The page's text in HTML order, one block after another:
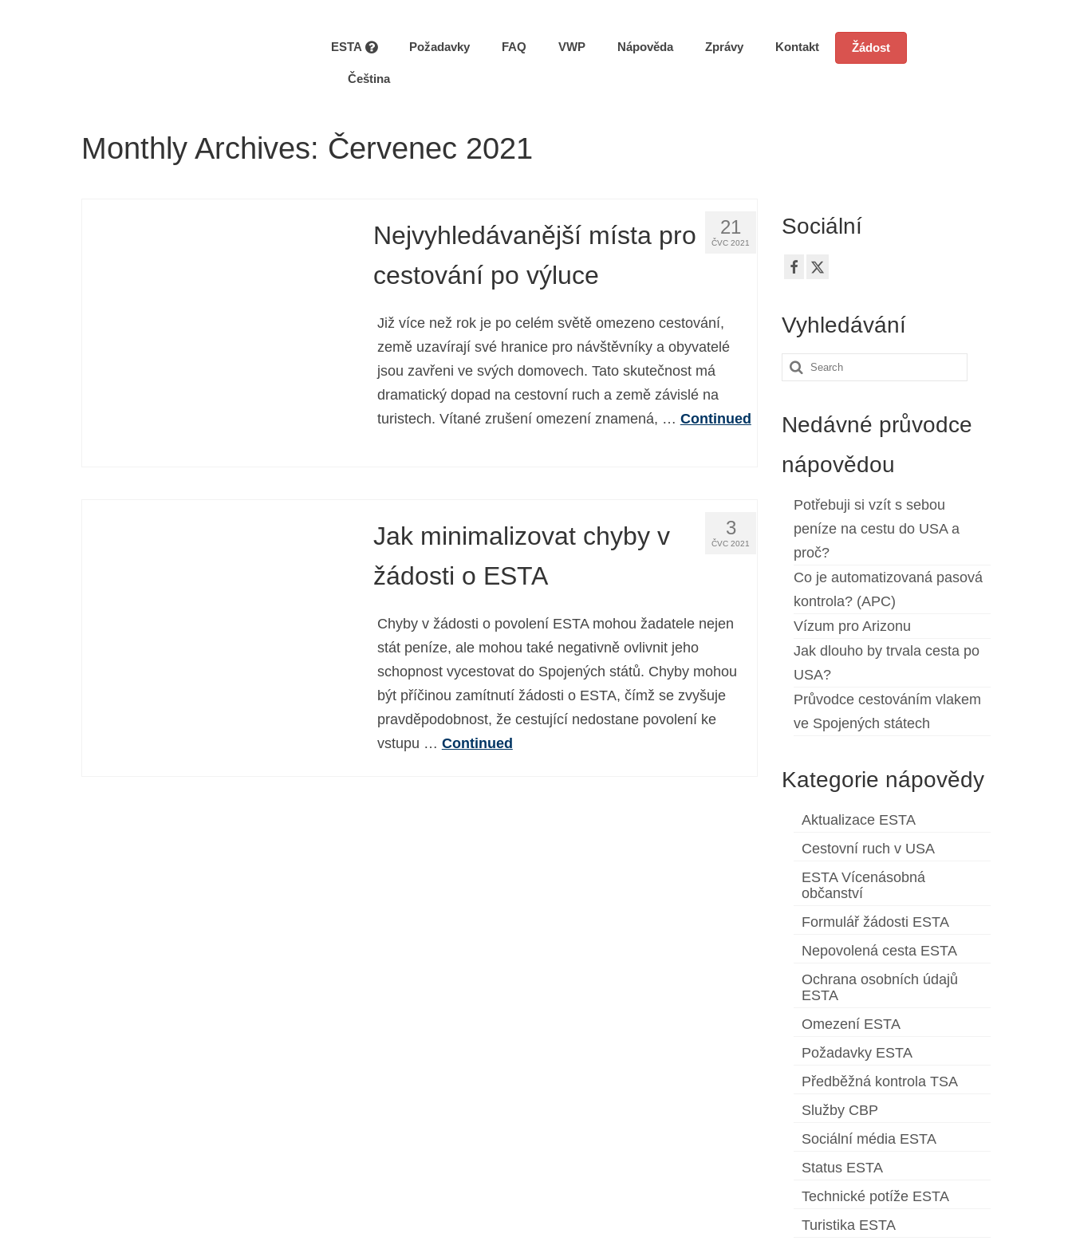
ESTA Požadavky FAQ VWP Nápověda Zprávy Kontakt Žádost
Čeština
Monthly Archives: Červenec 2021
21
ČVC 2021
Nejvyhledávanější místa pro
cestování po výluce
Již více než rok je po celém světě omezeno cestování,
země uzavírají své hranice pro návštěvníky a obyvatelé
jsou zavřeni ve svých domovech. Tato skutečnost má
dramatický dopad na cestovní ruch a země závislé na
turistech. Vítané zrušení omezení znamená, … Continued
3
ČVC 2021
Jak minimalizovat chyby v
žádosti o ESTA
Chyby v žádosti o povolení ESTA mohou žadatele nejen
stát peníze, ale mohou také negativně ovlivnit jeho
schopnost vycestovat do Spojených států. Chyby mohou
být příčinou zamítnutí žádosti o ESTA, čímž se zvyšuje
pravděpodobnost, že cestující nedostane povolení ke
vstupu … Continued
Sociální
Vyhledávání
Search
Nedávné průvodce
nápovědou
Potřebuji si vzít s sebou
peníze na cestu do USA a
proč?
Co je automatizovaná pasová
kontrola? (APC)
Vízum pro Arizonu
Jak dlouho by trvala cesta po
USA?
Průvodce cestováním vlakem
ve Spojených státech
Kategorie nápovědy
Aktualizace ESTA
Cestovní ruch v USA
ESTA Vícenásobná
občanství
Formulář žádosti ESTA
Nepovolená cesta ESTA
Ochrana osobních údajů
ESTA
Omezení ESTA
Požadavky ESTA
Předběžná kontrola TSA
Služby CBP
Sociální média ESTA
Status ESTA
Technické potíže ESTA
Turistika ESTA